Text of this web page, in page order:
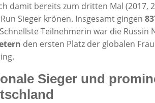
damit bereits zum dritten Mal (2017,
Sieger krönen. Insgesamt gingen
Teilnehmerin war die Russin
den ersten Platz der globalen
Sieger und